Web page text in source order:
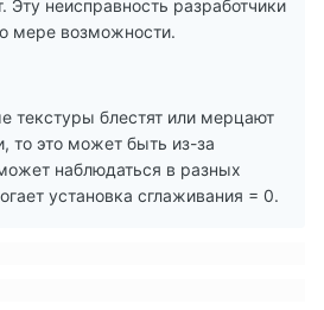
Эту неисправность разработчики
мере возможности.
текстуры блестят или мерцают
это может быть из-за
наблюдаться в разных
установка сглаживания = 0.